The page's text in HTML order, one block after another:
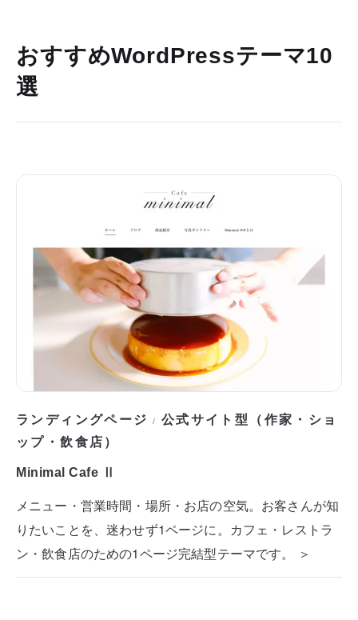
おすすめWordPressテーマ10
選
ランディングページ / 公式サイト型（作家・ショ
ップ・飲食店）
Minimal Cafe Ⅱ
メニュー・営業時間・場所・お店の空気。お客さんが知
りたいことを、迷わせず1ページに。カフェ・レストラ
ン・飲食店のための1ページ完結型テーマです。 ＞